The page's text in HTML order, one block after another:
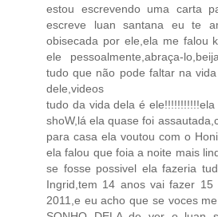
estou escrevendo uma carta
escreve luan santana eu te
obisecada por ele,ela me falou
ele pessoalmente,abraça-
tudo que não pode faltar na
dele,videos
tudo da vida dela é
shoW,lá ela quase foi
para casa ela voutou com o
ela falou que foia a noite mais
se fosse possivel ela fazeria
Ingrid,tem 14 anos vai fazer
2011,e eu acho que se voces